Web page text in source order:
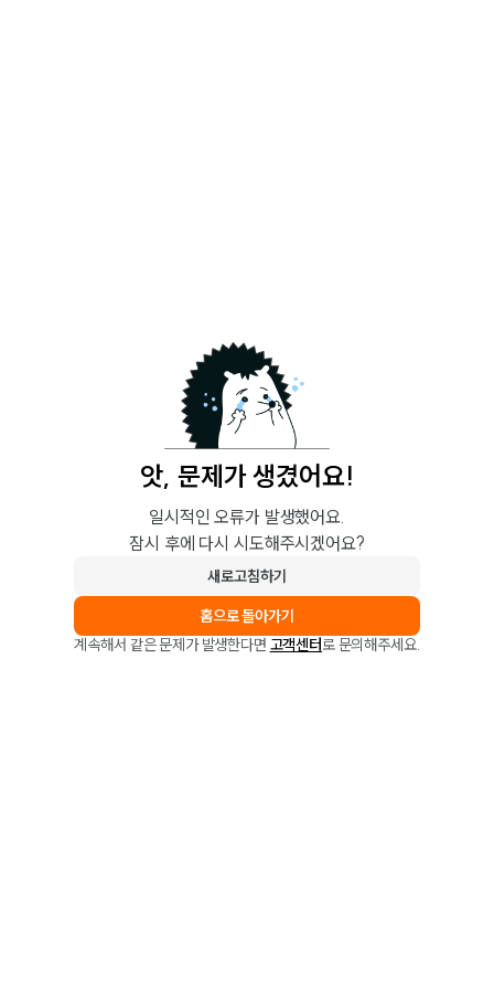
앗, 문제가 생겼어요!
일시적인 오류가 발생했어요.
잠시 후에 다시 시도해주시겠어요?
새로고침하기
홈으로 돌아가기
계속해서 같은 문제가 발생한다면 고객센터로 문의해주세요.